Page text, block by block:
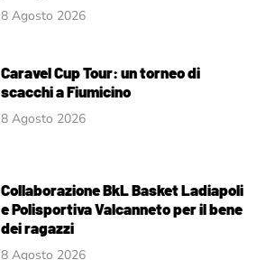
8 Agosto 2026
Caravel Cup Tour: un torneo di
scacchi a Fiumicino
8 Agosto 2026
Collaborazione BkL Basket Ladiapoli
e Polisportiva Valcanneto per il bene
dei ragazzi
8 Agosto 2026